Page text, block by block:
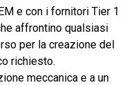
e con i fornitori Tier 1
affrontino qualsiasi
per la creazione del
richiesto.
meccanica e a un